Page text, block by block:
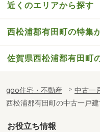
近くのエリアから探す
西松浦郡有田町の特集
佐賀県西松浦郡有田町
goo住宅・不動産 中古一
西松浦郡有田町の中古一戸
お役立ち情報